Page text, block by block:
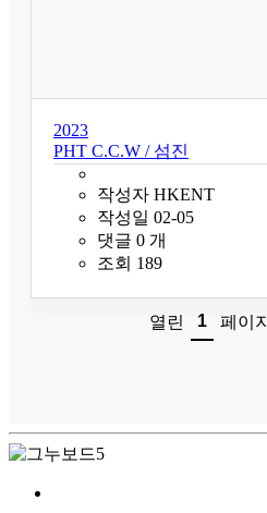
2023
PHT C.C.W / 섬진
작성자 HKENT
작성일 02-05
댓글 0 개
조회 189
열린 1 페이지